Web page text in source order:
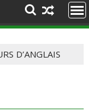
D’ANGLAIS